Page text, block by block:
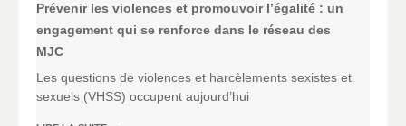
Prévenir les violences et promouvoir l’égalité : un
engagement qui se renforce dans le réseau des
MJC
Les questions de violences et harcèlements sexistes et
sexuels (VHSS) occupent aujourd’hui